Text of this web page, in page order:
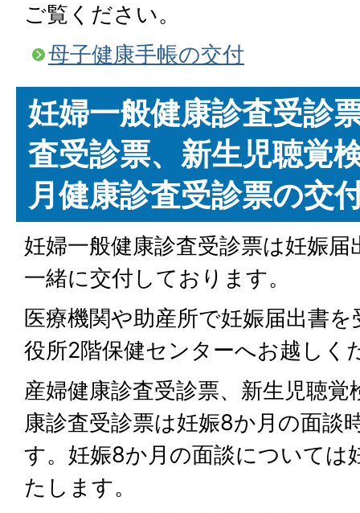
ご覧ください。
母子健康手帳の交付
妊婦一般健康診査受診
査受診票、新生児聴覚
月健康診査受診票の交
妊婦一般健康診査受診票は妊娠
一緒に交付しております。
医療機関や助産所で妊娠届出書
役所2階保健センターへお越しく
産婦健康診査受診票、新生児聴覚
康診査受診票は妊娠8か月の面談
す。妊娠8か月の面談については
たします。